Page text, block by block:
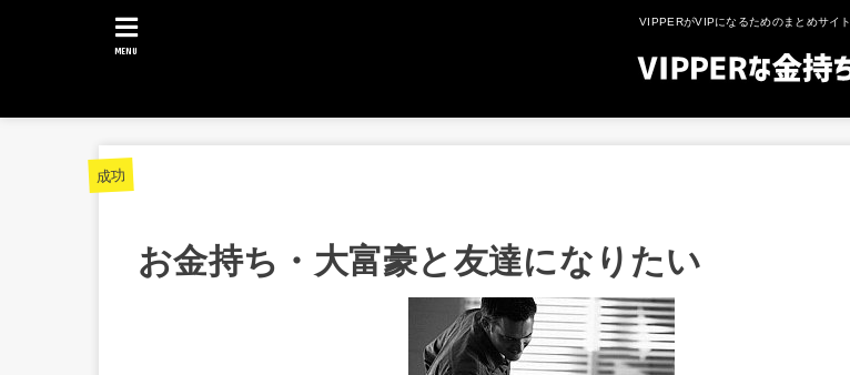
VIPPERがVIPになるためのまとめサイト
MENU
成功
お金持ち・大富豪と友達になりたい